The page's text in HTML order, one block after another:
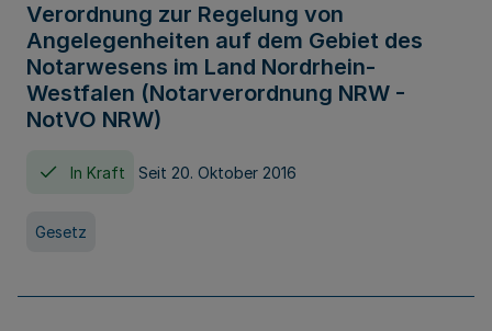
Verordnung zur Regelung von
Angelegenheiten auf dem Gebiet des
Notarwesens im Land Nordrhein-
Westfalen (Notarverordnung NRW -
NotVO NRW)
In Kraft Seit 20. Oktober 2016
Gesetz